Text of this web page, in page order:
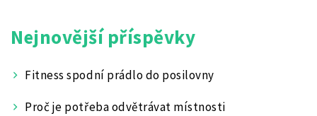
Nejnovější příspěvky
Fitness spodní prádlo do posilovny
Proč je potřeba odvětrávat místnosti